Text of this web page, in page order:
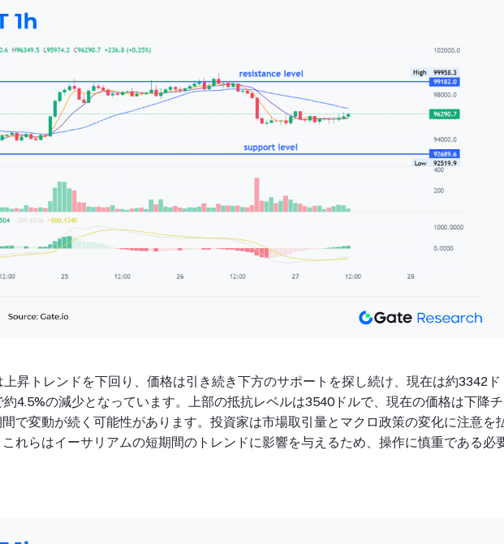
昇トレンドを下回り、価格は引き続き下方のサポートを探し続け、現在は約3342ド
4.5%の減少となっています。上部の抵抗レベルは3540ドルで、現在の価格は下降チ
で変動が続く可能性があります。投資家は市場取引量とマクロ政策の変化に注意を
れらはイーサリアムの短期間のトレンドに影響を与えるため、操作に慎重である必